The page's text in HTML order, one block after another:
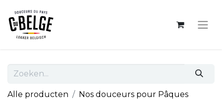
Alle producten
Nos douceurs pour Pâques